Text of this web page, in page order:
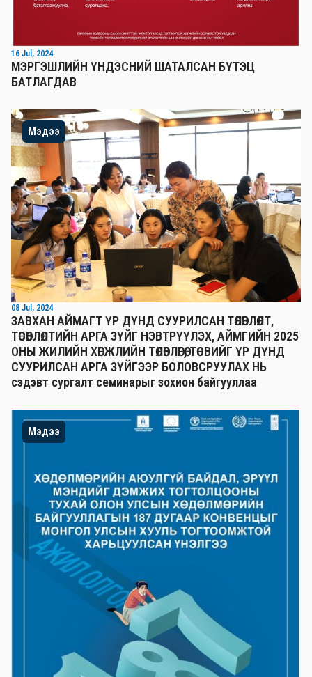
16 Jul, 2024
МЭРГЭШЛИЙН ҮНДЭСНИЙ ШАТАЛСАН БҮТЭЦ
БАТЛАГДАВ
Мэдээ
08 Jul, 2024
ЗАВХАН АЙМАГТ ҮР ДҮНД СУУРИЛСАН ТӨЛӨВЛӨЛТ,
ТӨСӨВЛӨЛТИЙН АРГА ЗҮЙГ НЭВТРҮҮЛЭХ, АЙМГИЙН 2025
ОНЫ ЖИЛИЙН ХӨГЖЛИЙН ТӨЛӨВЛӨГӨӨ, ТӨСВИЙГ ҮР ДҮНД
СУУРИЛСАН АРГА ЗҮЙГЭЭР БОЛОВСРУУЛАХ НЬ
сэдэвт сургалт семинарыг зохион байгууллаа
Мэдээ